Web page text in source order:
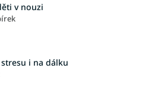
v nouzi
i na dálku